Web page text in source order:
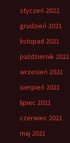
styczeń 2022
grudzień 2021
listopad 2021
październik 2021
wrzesień 2021
sierpień 2021
lipiec 2021
czerwiec 2021
maj 2021